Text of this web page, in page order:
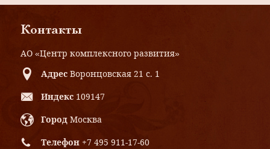
Контакты
АО «Центр комплексного развития»
Адрес Воронцовская 21 с. 1
Индекс 109147
Город Москва
Телефон +7 495 911-17-60